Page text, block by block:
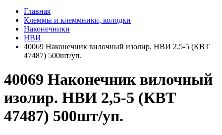
Главная
Клеммы и клеммники, колодки
Наконечники
НВИ
40069 Наконечник вилочный изолир. НВИ 2,5-5 (КВТ
47487) 500шт/уп.
40069 Наконечник вилочный
изолир. НВИ 2,5-5 (КВТ
47487) 500шт/уп.